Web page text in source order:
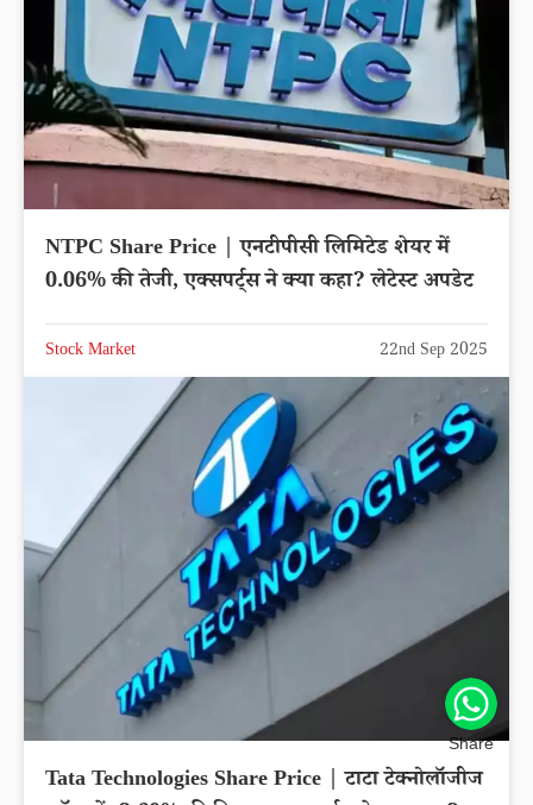
NTPC Share Price | एनटीपीसी लिमिटेड शेयर में
0.06% की तेजी, एक्सपर्ट्स ने क्या कहा? लेटेस्ट अपडेट
Stock Market 22nd Sep 2025
Tata Technologies Share Price | टाटा टेक्नोलॉजीज
Share